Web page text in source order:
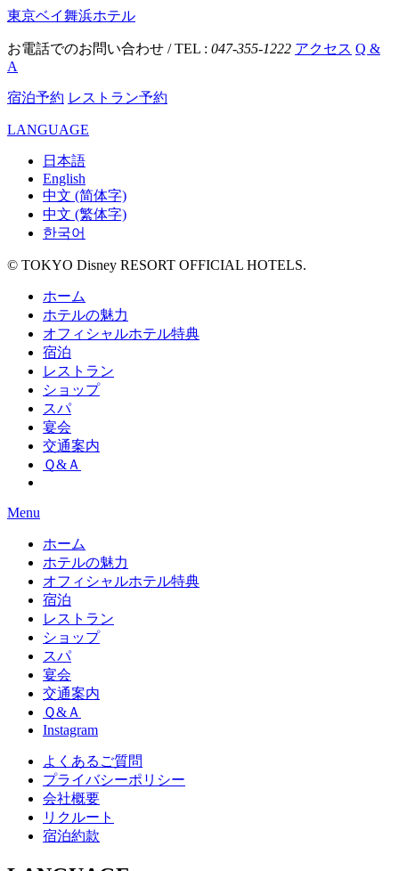
東京ベイ舞浜ホテル
お電話でのお問い合わせ / TEL : 047-355-1222 アクセス Q &
A
宿泊予約 レストラン予約
LANGUAGE
日本語
English
中文 (简体字)
中文 (繁体字)
한국어
© TOKYO Disney RESORT OFFICIAL HOTELS.
ホーム
ホテルの魅力
オフィシャルホテル特典
宿泊
レストラン
ショップ
スパ
宴会
交通案内
Ｑ&Ａ
Menu
ホーム
ホテルの魅力
オフィシャルホテル特典
宿泊
レストラン
ショップ
スパ
宴会
交通案内
Ｑ&Ａ
Instagram
よくあるご質問
プライバシーポリシー
会社概要
リクルート
宿泊約款